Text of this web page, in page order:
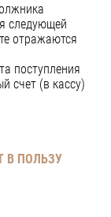
следующей
отражаются
поступления
счет (в кассу)
В ПОЛЬЗУ